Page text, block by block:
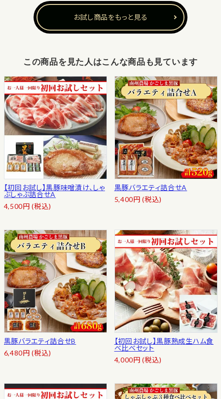
お試し商品をもっと見る
この商品を見た人はこんな商品も見ています
【初回お試し】黒豚味噌漬け、しゃ
ぶしゃぶ詰合せA
4,500円(税込)
黒豚バラエティ詰合せA
5,400円(税込)
黒豚バラエティ詰合せB
6,480円(税込)
【初回お試し】黒豚熟成生ハム食
べ比べセット
4,000円(税込)